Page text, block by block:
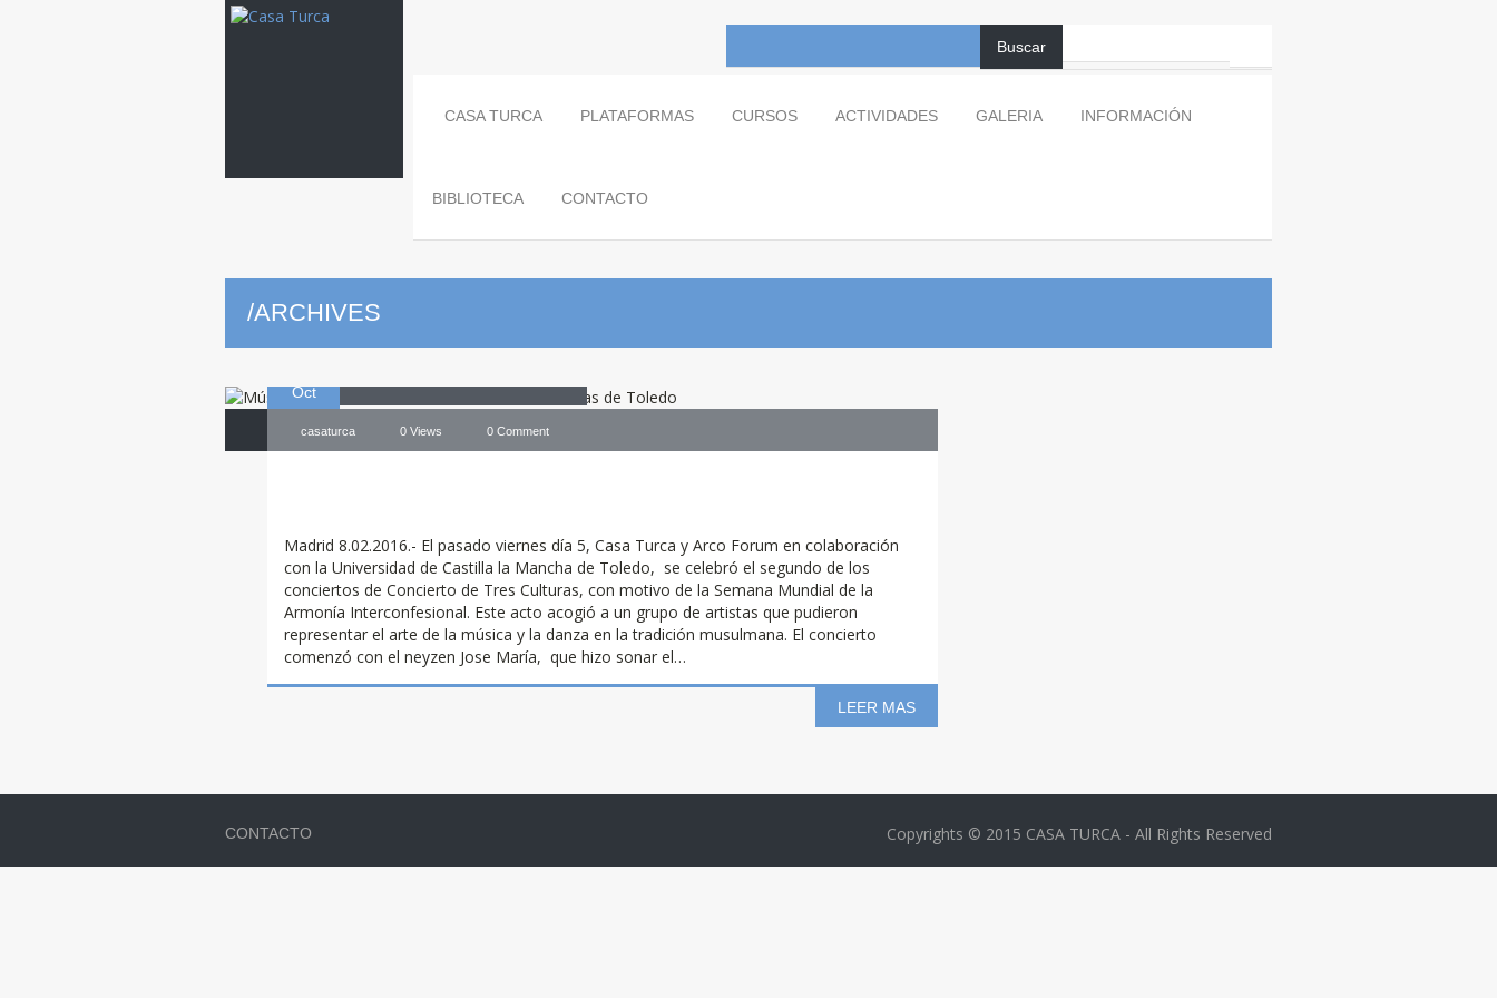
Buscar
CASA TURCA PLATAFORMAS CURSOS ACTIVIDADES GALERIA INFORMACIÓN
BIBLIOTECA CONTACTO
/ARCHIVES
Oct
casaturca 0 Views 0 Comment
Madrid 8.02.2016.- El pasado viernes día 5, Casa Turca y Arco Forum en colaboración
con la Universidad de Castilla la Mancha de Toledo, se celebró el segundo de los
conciertos de Concierto de Tres Culturas, con motivo de la Semana Mundial de la
Armonía Interconfesional. Este acto acogió a un grupo de artistas que pudieron
representar el arte de la música y la danza en la tradición musulmana. El concierto
comenzó con el neyzen Jose María, que hizo sonar el…
LEER MAS
CONTACTO Copyrights © 2015 CASA TURCA - All Rights Reserved